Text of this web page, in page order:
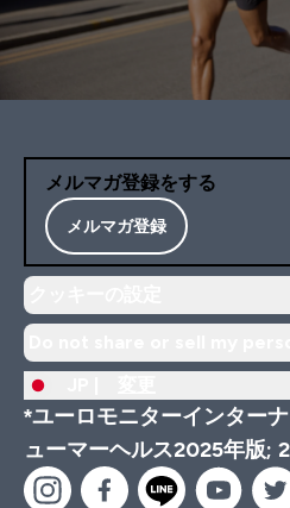
メルマガ登録をする
メルマガ登録
*ユーロモニターインター
ューマーヘルス2025年版;